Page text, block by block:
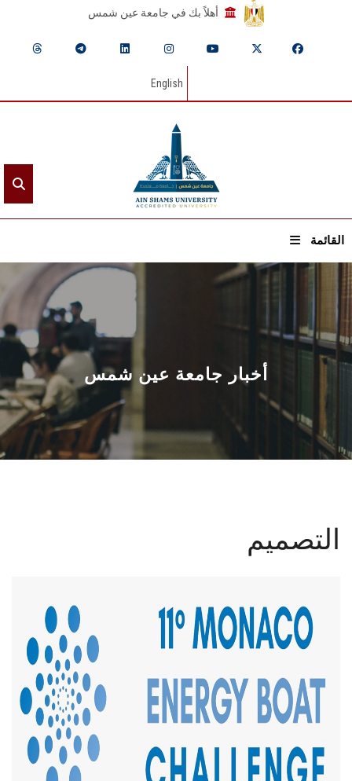
أهلاً بك في جامعة عين شمس
English
القائمة
الرئيسيـة
عن الجامعة
القطاعـات
الشئون الأكاديمية
البحث العلمي
تواصل معنا
الطلاب
هيئة التدريس
أخبار جامعة عين شمس
التصميم